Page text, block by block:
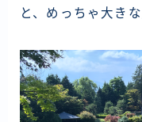
と、めっちゃ大きな